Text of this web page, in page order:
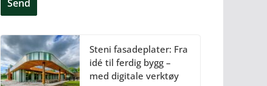
Steni fasadeplater: Fra
idé til ferdig bygg –
med digitale verktøy